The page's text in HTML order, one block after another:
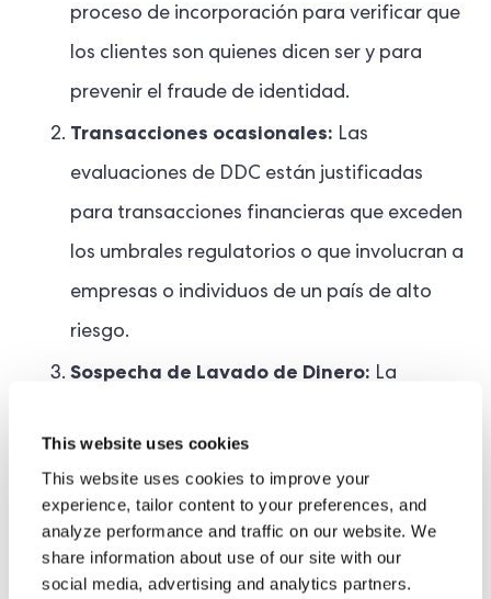
This website uses cookies
This website uses cookies to improve your
experience, tailor content to your preferences, and
analyze performance and traffic on our website. We
share information about use of our site with our
social media, advertising and analytics partners.
proceso de incorporación para verificar que
los clientes son quienes dicen ser y para
prevenir el fraude de identidad.
Transacciones ocasionales: Las
evaluaciones de DDC están justificadas
para transacciones financieras que exceden
los umbrales regulatorios o que involucran a
empresas o individuos de un país de alto
riesgo.
Sospecha de Lavado de Dinero: La
que regresa puede indicar una participación
en la financiación del terrorismo o el lavado
de dinero.
Documentación poco confiable o falsa